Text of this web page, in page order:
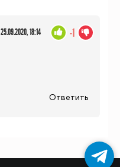
25.09.2020, 18:14 -1
Ответить